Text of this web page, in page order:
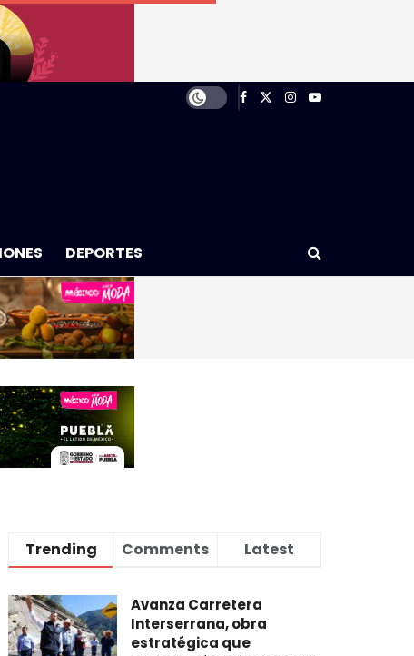
DEPORTES
Trending Comments Latest
Avanza Carretera
Interserrana, obra
estratégica que